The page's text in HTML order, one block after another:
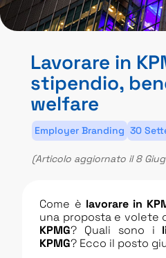
Lavorare in
stipendio,
welfare
Employer Branding 30
(Articolo aggiornato il 8
Come è lavorare in
una proposta e volete
KPMG? Quali sono i
KPMG? Ecco il posto